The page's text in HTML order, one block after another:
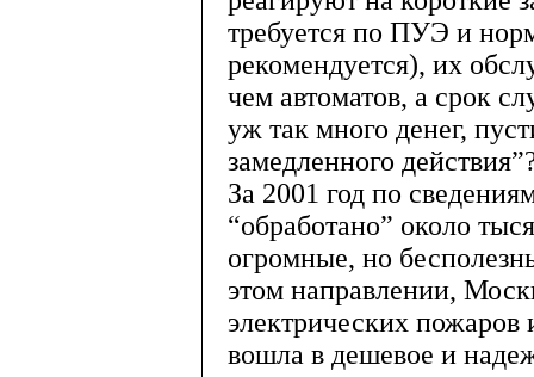
требуется по ПУЭ и
рекомендуется), их
чем автоматов, а срок
уж так много денег,
замедленного
За 2001 год по
“обработано” около
огромные, но
этом направлении,
электрических пожаров
вошла в дешевое и